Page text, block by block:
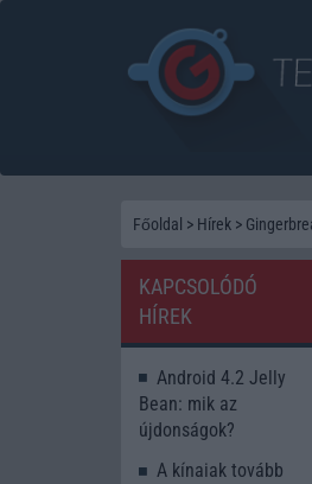
Főoldal > Hírek >
KAPCSOLÓDÓ
HÍREK
Android 4.2 Jelly
Bean: mik az
újdonságok?
A kínaiak tovább